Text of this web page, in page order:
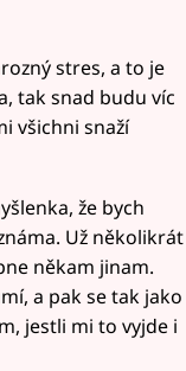
stres, a to je
tak snad budu víc
všichni snaží
že bych
Už několikrát
někam jinam.
a pak se tak jako
jestli mi to vyjde i